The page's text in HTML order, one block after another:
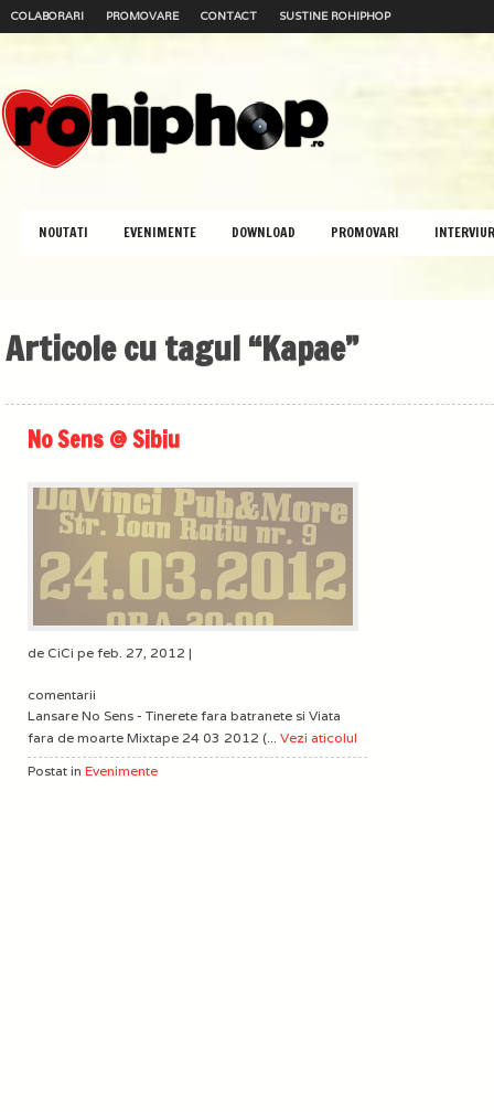
COLABORARI PROMOVARE CONTACT SUSTINE ROHIPHOP
NOUTATI EVENIMENTE DOWNLOAD PROMOVARI
Articole cu tagul “Kapae”
No Sens @ Sibiu
de CiCi pe feb. 27, 2012 |
comentarii
Lansare No Sens - Tinerete fara batranete si Viata
fara de moarte Mixtape 24 03 2012 (... Vezi aticolul
Postat in Evenimente